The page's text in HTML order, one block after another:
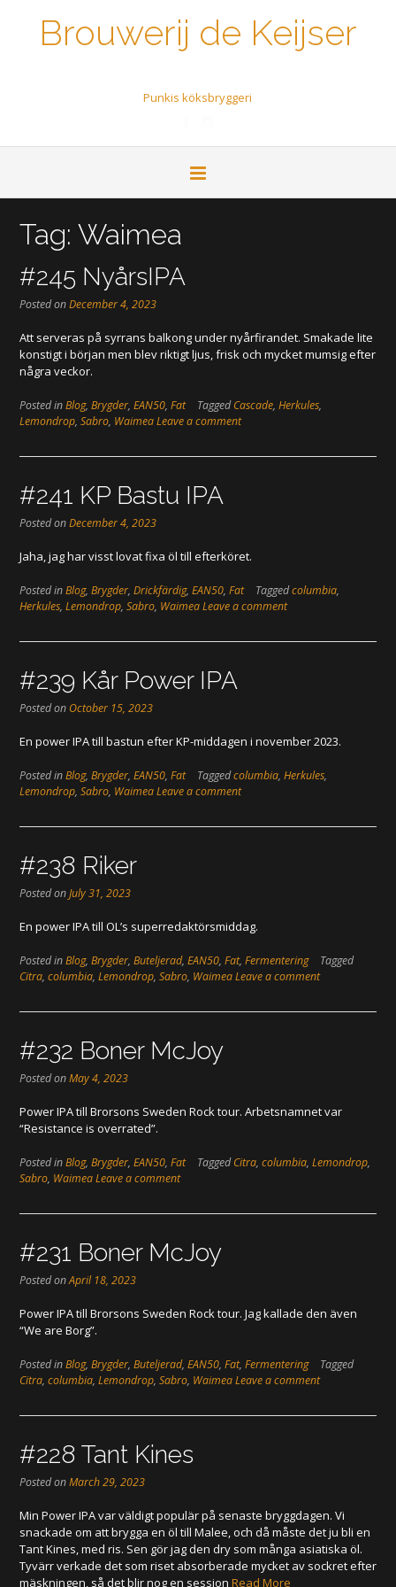
Brouwerij de Keijser
Punkis köksbryggeri
Tag: Waimea
#245 NyårsIPA
Posted onDecember 4, 2023
Att serveras på syrrans balkong under nyårfirandet. Smakade lite
konstigt i början men blev riktigt ljus, frisk och mycket mumsig efter
några veckor.
Posted inBlog, Brygder, EAN50, Fat TaggedCascade, Herkules,
Lemondrop, Sabro, WaimeaLeave a comment
#241 KP Bastu IPA
Posted onDecember 4, 2023
Jaha, jag har visst lovat fixa öl till efterköret.
Posted inBlog, Brygder, Drickfärdig, EAN50, Fat Taggedcolumbia,
Herkules, Lemondrop, Sabro, WaimeaLeave a comment
#239 Kår Power IPA
Posted on October 15, 2023
En power IPA till bastun efter KP-middagen i november 2023.
Posted inBlog, Brygder, EAN50, Fat Taggedcolumbia, Herkules,
Lemondrop, Sabro, WaimeaLeave a comment
#238 Riker
Posted onJuly 31, 2023
En power IPA till OL’s superredaktörsmiddag.
Posted inBlog, Brygder, Buteljerad, EAN50, Fat, Fermentering
Tagged
Citra, columbia, Lemondrop, Sabro, WaimeaLeave a comment
#232 Boner McJoy
Posted onMay 4, 2023
Power IPA till Brorsons Sweden Rock tour. Arbetsnamnet var
“Resistance is overrated”.
Posted inBlog, Brygder, EAN50, Fat TaggedCitra, columbia, Lemondrop,
Sabro, WaimeaLeave a comment
#231 Boner McJoy
Posted onApril 18, 2023
Power IPA till Brorsons Sweden Rock tour. Jag kallade den även
“We are Borg”.
Posted inBlog, Brygder, Buteljerad, EAN50, Fat, Fermentering
Tagged
Citra, columbia, Lemondrop, Sabro, WaimeaLeave a comment
#228 Tant Kines
Posted onMarch 29, 2023
Min Power IPA var väldigt populär på senaste bryggdagen. Vi
snackade om att brygga en öl till Malee, och då måste det ju bli en
Tant Kines, med ris. Sen gör jag den dry som många asiatiska öl.
Tyvärr verkade det som riset absorberade mycket av sockret efter
mäskningen, så det blir nog en session Read More